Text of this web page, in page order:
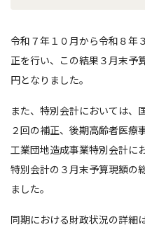
令和７年１０月から令和８年
正を行い、この結果３月末予
円となりました。
また、特別会計においては、
２回の補正、後期高齢者医療
工業団地造成事業特別会計に
特別会計の３月末予算現額の
ました。
同期における財政状況の詳細